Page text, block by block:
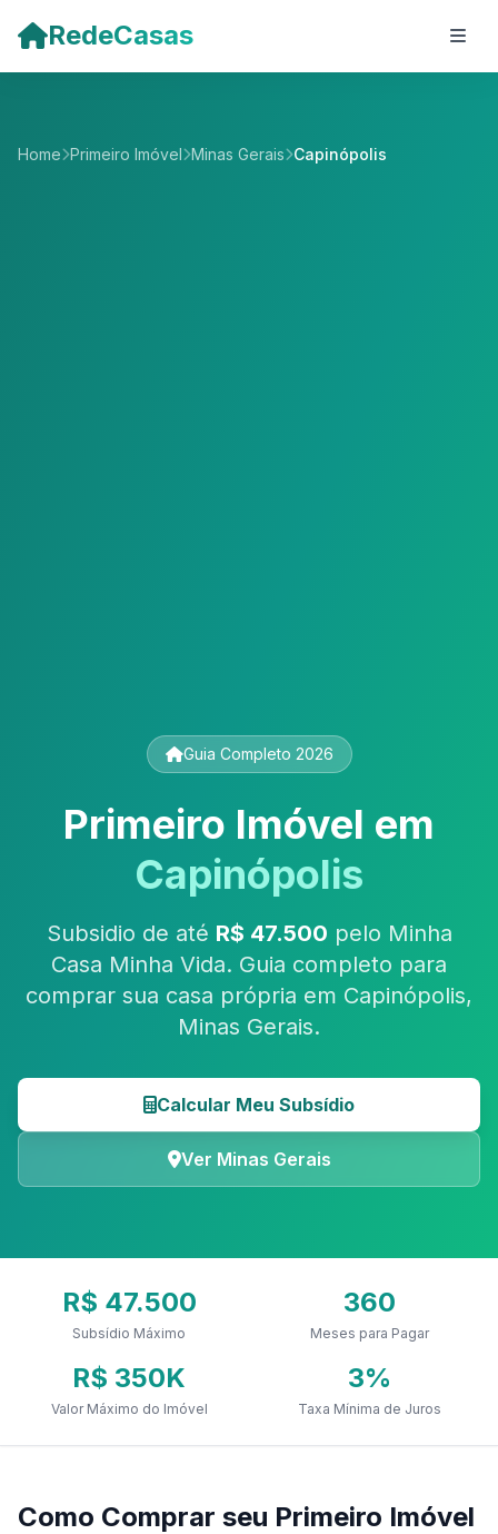
RedeCasas
Home Primeiro Imóvel Minas Gerais Capinópolis
Guia Completo 2026
Primeiro Imóvel em
Capinópolis
Subsidio de até R$ 47.500 pelo Minha
Casa Minha Vida. Guia completo para
comprar sua casa própria em Capinópolis,
Minas Gerais.
Calcular Meu Subsídio
Ver Minas Gerais
R$ 47.500
Subsídio Máximo
360
Meses para Pagar
R$ 350K
Valor Máximo do Imóvel
3%
Taxa Mínima de Juros
Como Comprar seu Primeiro Imóvel